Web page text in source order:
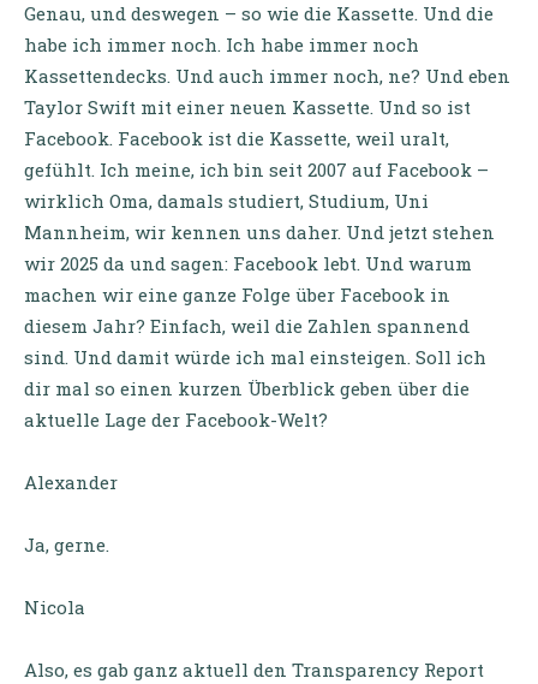
Genau, und deswegen – so wie die Kassette. Und die
habe ich immer noch. Ich habe immer noch
Kassettendecks. Und auch immer noch, ne? Und eben
Taylor Swift mit einer neuen Kassette. Und so ist
Facebook. Facebook ist die Kassette, weil uralt,
gefühlt. Ich meine, ich bin seit 2007 auf Facebook –
wirklich Oma, damals studiert, Studium, Uni
Mannheim, wir kennen uns daher. Und jetzt stehen
wir 2025 da und sagen: Facebook lebt. Und warum
machen wir eine ganze Folge über Facebook in
diesem Jahr? Einfach, weil die Zahlen spannend
sind. Und damit würde ich mal einsteigen. Soll ich
dir mal so einen kurzen Überblick geben über die
aktuelle Lage der Facebook-Welt?
Alexander
Ja, gerne.
Nicola
Also, es gab ganz aktuell den Transparency Report